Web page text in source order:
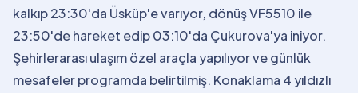
kalkıp 23:30'da Üsküp'e varıyor, dönüş VF5510 ile
23:50'de hareket edip 03:10'da Çukurova'ya iniyor.
Şehirlerarası ulaşım özel araçla yapılıyor ve günlük
mesafeler programda belirtilmiş. Konaklama 4 yıldızlı